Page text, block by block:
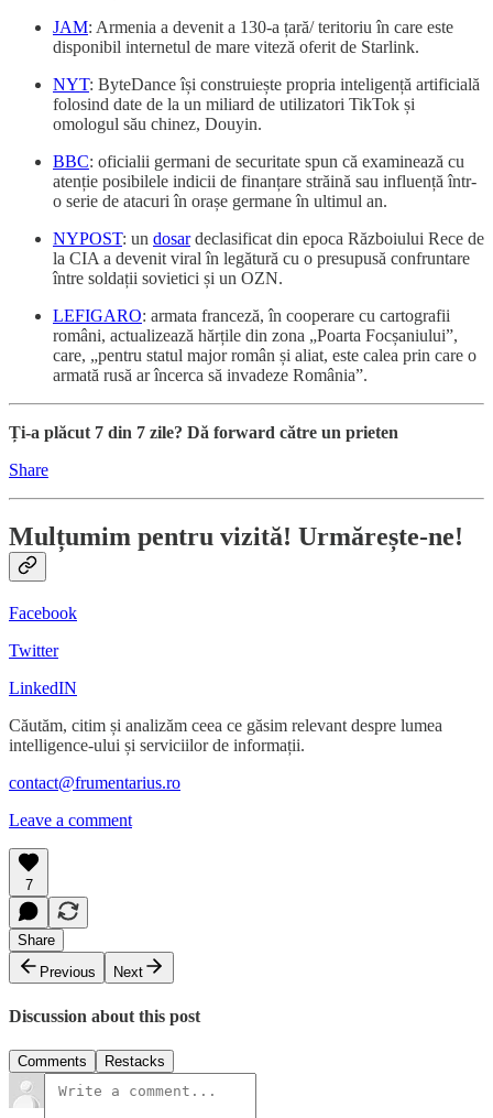
JAM: Armenia a devenit a 130-a țară/ teritoriu în care este
disponibil internetul de mare viteză oferit de Starlink.
NYT: ByteDance își construiește propria inteligență artificială
folosind date de la un miliard de utilizatori TikTok și
omologul său chinez, Douyin.
BBC: oficialii germani de securitate spun că examinează cu
atenție posibilele indicii de finanțare străină sau influență într-
o serie de atacuri în orașe germane în ultimul an.
NYPOST: un dosardeclasificat din epoca Războiului Rece de
la CIA a devenit viral în legătură cu o presupusă confruntare
între soldații sovietici și un OZN.
LEFIGARO: armata franceză, în cooperare cu cartografii
români, actualizează hărțile din zona „Poarta Focșaniului”,
care, „pentru statul major român și aliat, este calea prin care o
armată rusă ar încerca să invadeze România”.
Ți-a plăcut 7 din 7 zile? Dă forward către un prieten
Share
Mulțumim pentru vizită! Urmărește-ne!
Facebook
Twitter
LinkedIN
Căutăm, citim și analizăm ceea ce găsim relevant despre lumea
intelligence-ului și serviciilor de informații.
contact@frumentarius.ro
Leave a comment
7
Share
Previous
Next
Discussion about this post
Comments Restacks